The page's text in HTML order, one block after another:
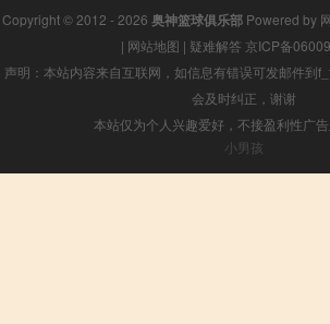
Copyright © 2012 - 2026 奥神篮球俱乐部Powered by
| 网站地图 | 疑难解答 京ICP备
声明：本站内容来自互联网，如信息有错误可发邮件到
会及时纠正，谢谢
本站仅为个人兴趣爱好，不接盈利性广
小男孩